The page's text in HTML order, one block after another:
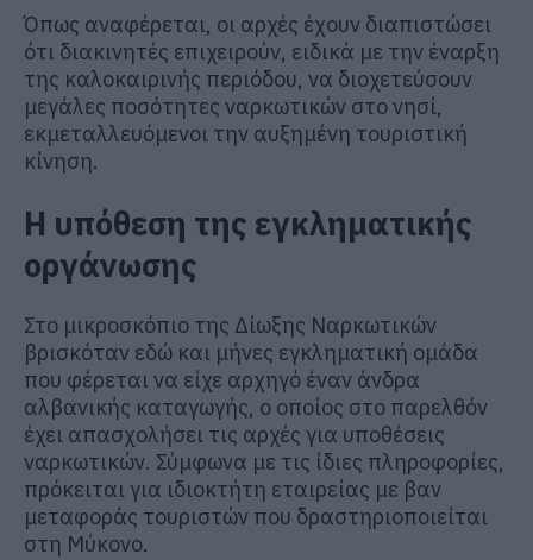
Όπως αναφέρεται, οι αρχές έχουν διαπιστώσει
ότι διακινητές επιχειρούν, ειδικά με την έναρξη
της καλοκαιρινής περιόδου, να διοχετεύσουν
μεγάλες ποσότητες ναρκωτικών στο νησί,
εκμεταλλευόμενοι την αυξημένη τουριστική
κίνηση.
Η υπόθεση της εγκληματικής
οργάνωσης
Στο μικροσκόπιο της Δίωξης Ναρκωτικών
βρισκόταν εδώ και μήνες εγκληματική ομάδα
που φέρεται να είχε αρχηγό έναν άνδρα
αλβανικής καταγωγής, ο οποίος στο παρελθόν
έχει απασχολήσει τις αρχές για υποθέσεις
ναρκωτικών. Σύμφωνα με τις ίδιες πληροφορίες,
πρόκειται για ιδιοκτήτη εταιρείας με βαν
μεταφοράς τουριστών που δραστηριοποιείται
στη Μύκονο.